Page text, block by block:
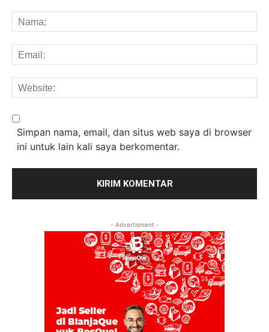
Simpan nama, email, dan situs web saya di browser
ini untuk lain kali saya berkomentar.
- Advertisment -